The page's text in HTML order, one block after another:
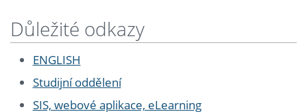
Důležité odkazy
ENGLISH
Studijní oddělení
SIS, webové aplikace, eLearning